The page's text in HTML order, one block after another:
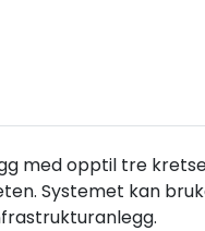
med opptil tre
Systemet kan